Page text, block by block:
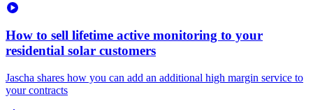
How to sell lifetime active monitoring to your
residential solar customers
Jascha shares how you can add an additional high margin service to
your contracts